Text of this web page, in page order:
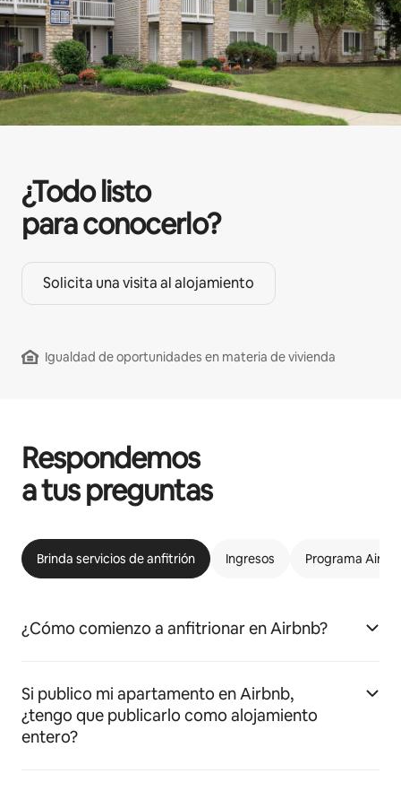
¿Todo listo
para conocerlo?
Solicita una visita al alojamiento
Igualdad de oportunidades en materia de vivienda
Respondemos
a tus preguntas
Brinda servicios de anfitrión Ingresos Programa
¿Cómo comienzo a anfitrionar en Airbnb?
Si publico mi apartamento en Airbnb,
¿tengo que publicarlo como alojamiento
entero?